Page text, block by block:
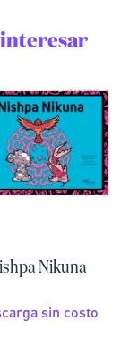
Nikuna
sin costo